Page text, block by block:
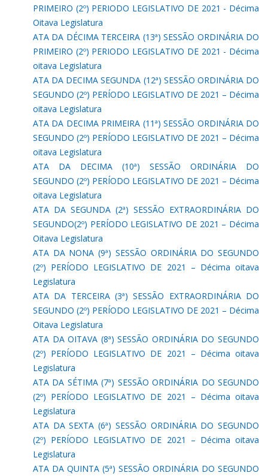
PRIMEIRO (2º) PERIODO LEGISLATIVO DE 2021 - Décima
Oitava Legislatura
ATA DA DÉCIMA TERCEIRA (13ª) SESSÃO ORDINÁRIA DO
PRIMEIRO (2º) PERIODO LEGISLATIVO DE 2021 - Décima
oitava Legislatura
ATA DA DECIMA SEGUNDA (12ª) SESSÃO ORDINÁRIA DO
SEGUNDO (2º) PERÍODO LEGISLATIVO DE 2021 – Décima
oitava Legislatura
ATA DA DECIMA PRIMEIRA (11ª) SESSÃO ORDINÁRIA DO
SEGUNDO (2º) PERÍODO LEGISLATIVO DE 2021 – Décima
oitava Legislatura
ATA DA DECIMA (10ª) SESSÃO ORDINÁRIA DO
SEGUNDO (2º) PERÍODO LEGISLATIVO DE 2021 – Décima
oitava Legislatura
ATA DA SEGUNDA (2ª) SESSÃO EXTRAORDINÁRIA DO
SEGUNDO(2º) PERÍODO LEGISLATIVO DE 2021 – Décima
Oitava Legislatura
ATA DA NONA (9ª) SESSÃO ORDINÁRIA DO SEGUNDO
(2º) PERÍODO LEGISLATIVO DE 2021 – Décima oitava
Legislatura
ATA DA TERCEIRA (3ª) SESSÃO EXTRAORDINÁRIA DO
SEGUNDO (2º) PERÍODO LEGISLATIVO DE 2021 – Décima
Oitava Legislatura
ATA DA OITAVA (8ª) SESSÃO ORDINÁRIA DO SEGUNDO
(2º) PERÍODO LEGISLATIVO DE 2021 – Décima oitava
Legislatura
ATA DA SÉTIMA (7ª) SESSÃO ORDINÁRIA DO SEGUNDO
(2º) PERÍODO LEGISLATIVO DE 2021 – Décima oitava
Legislatura
ATA DA SEXTA (6ª) SESSÃO ORDINÁRIA DO SEGUNDO
(2º) PERÍODO LEGISLATIVO DE 2021 – Décima oitava
Legislatura
ATA DA QUINTA (5ª) SESSÃO ORDINÁRIA DO SEGUNDO